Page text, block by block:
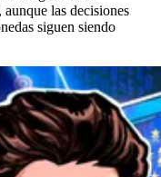
las decisiones
siguen siendo